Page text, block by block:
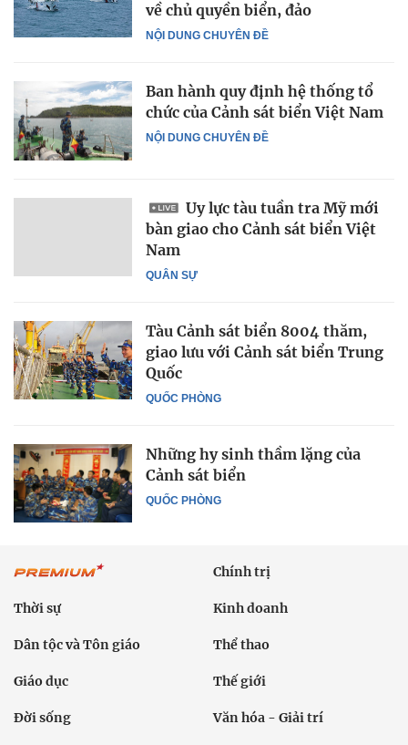
NỘI DUNG CHUYÊN ĐỀ
về chủ quyền biển, đảo
NỘI DUNG CHUYÊN ĐỀ
Ban hành quy định hệ thống tổ
chức của Cảnh sát biển Việt Nam
QUÂN SỰ
Uy lực tàu tuần tra Mỹ mới
bàn giao cho Cảnh sát biển Việt
Nam
QUỐC PHÒNG
Tàu Cảnh sát biển 8004 thăm,
giao lưu với Cảnh sát biển Trung
Quốc
QUỐC PHÒNG
Những hy sinh thầm lặng của
Cảnh sát biển
Chính trị
Thời sự Kinh doanh
Dân tộc và Tôn giáo Thể thao
Giáo dục Thế giới
Đời sống Văn hóa - Giải trí